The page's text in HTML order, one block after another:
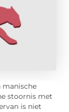
manische
stoornis met
is niet